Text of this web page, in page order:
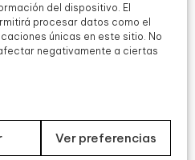
del dispositivo. El
procesar datos como el
únicas en este sitio. No
negativamente a ciertas
Ver preferencias
de la competitividad de
la digitalización y la
Programa Pyme Digital de la